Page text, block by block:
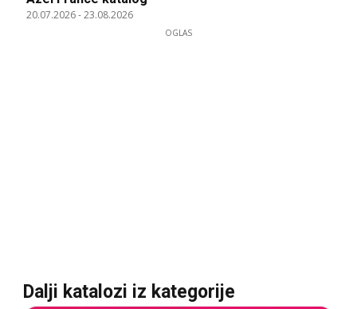
20.07.2026-23.08.2026
OGLAS
Dalji katalozi iz kategorije